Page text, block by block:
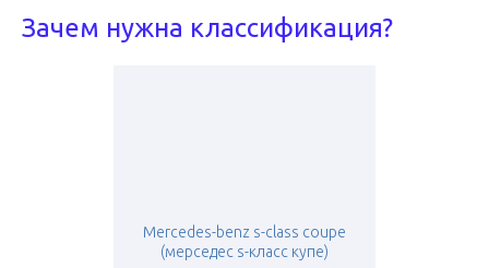
Зачем нужна классификация?
Mercedes-benz s-class coupe
(мерседес s-класс купе)